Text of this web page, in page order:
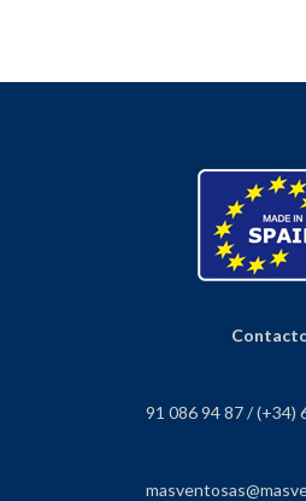
91 086 94 87 / (+34)